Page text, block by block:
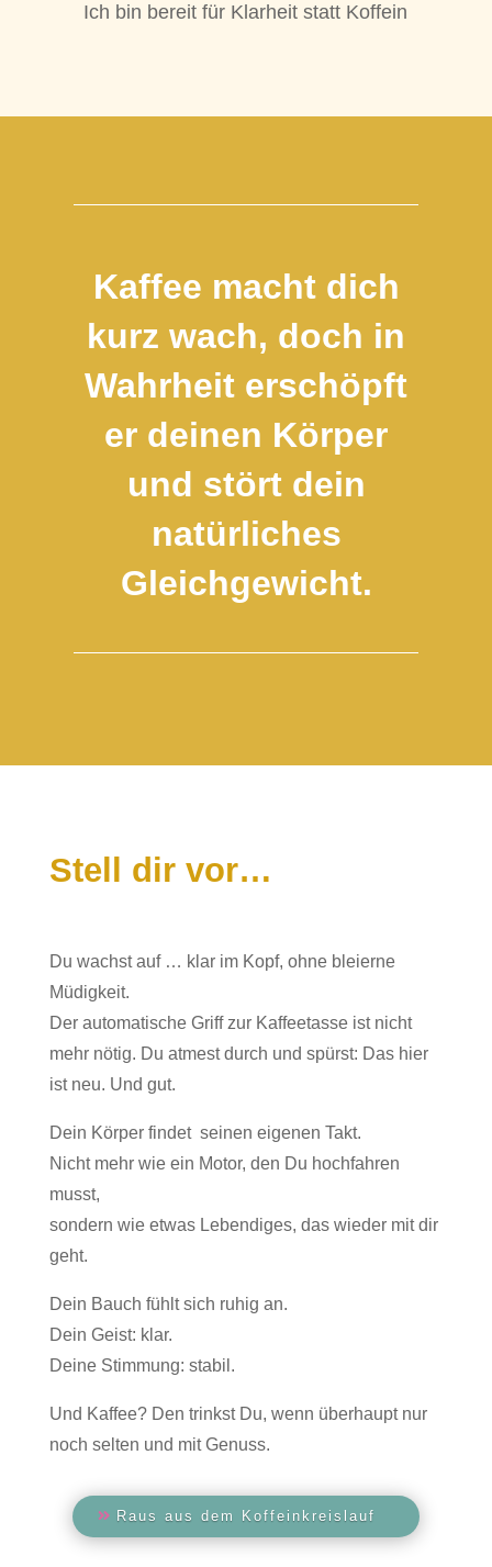
Ich bin bereit für Klarheit statt Koffein
Kaffee macht dich
kurz wach, doch in
Wahrheit erschöpft
er deinen Körper
und stört dein
natürliches
Gleichgewicht.
Stell dir vor…
Du wachst auf … klar im Kopf, ohne bleierne
Müdigkeit.
Der automatische Griff zur Kaffeetasse ist nicht
mehr nötig. Du atmest durch und spürst: Das hier
ist neu. Und gut.
Dein Körper findet seinen eigenen Takt.
Nicht mehr wie ein Motor, den Du hochfahren
musst,
sondern wie etwas Lebendiges, das wieder mit dir
geht.
Dein Bauch fühlt sich ruhig an.
Dein Geist: klar.
Deine Stimmung: stabil.
Und Kaffee? Den trinkst Du, wenn überhaupt nur
noch selten und mit Genuss.
Raus aus dem Koffeinkreislauf